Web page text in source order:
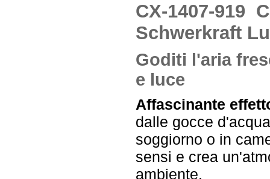
CX-1407-919
Schwerkraft
Goditi l'aria
e luce
Affascinante
dalle gocce
soggiorno o in
sensi e crea
ambiente.